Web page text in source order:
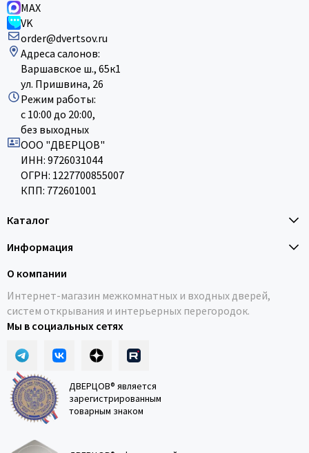
MAX
VK
order@dvertsov.ru
Адреса салонов:
Варшавское ш., 65к1
ул. Пришвина, 26
Режим работы:
с 10:00 до 20:00,
без выходных
ООО "ДВЕРЦОВ"
ИНН: 9726031044
ОГРН: 1227700855007
КПП: 772601001
Каталог
Информация
О компании
Интернет-магазин межкомнатных и входных дверей,
систем открывания и интерьерных перегородок.
Мы в социальных сетях
ДВЕРЦОВ® является
зарегистрированным
товарным знаком